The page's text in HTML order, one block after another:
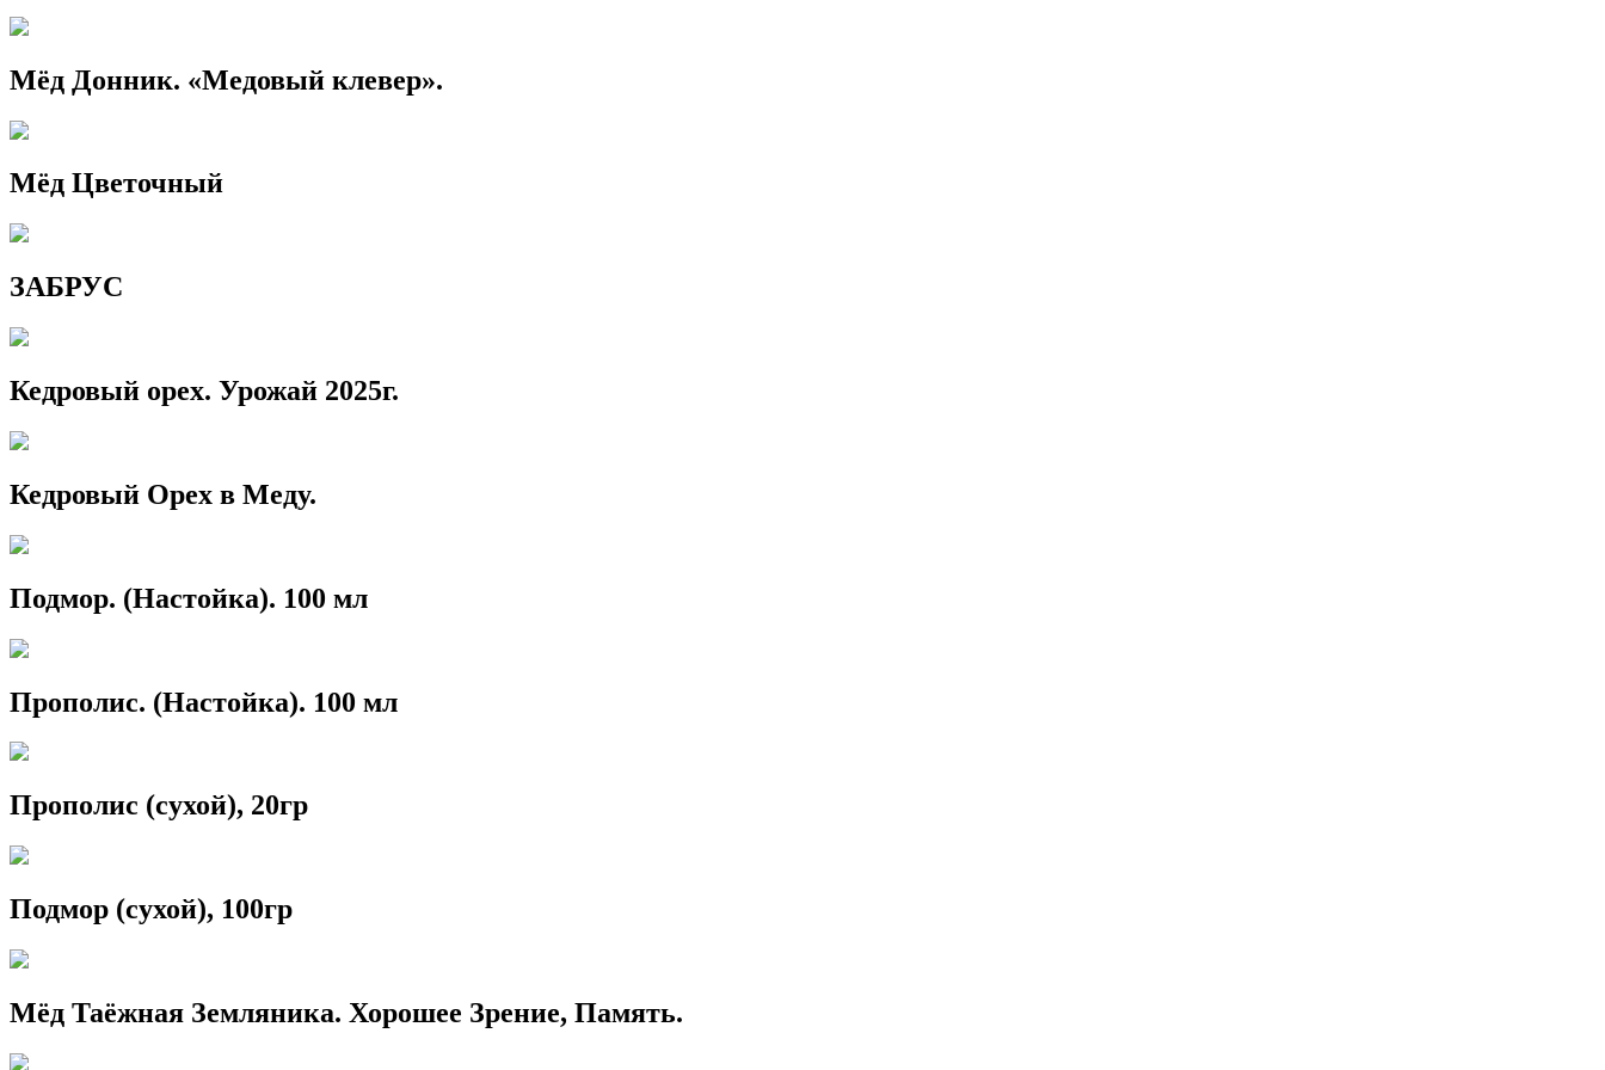
Мёд Донник. «Медовый клевер».
Мёд Цветочный
ЗАБРУС
Кедровый орех. Урожай 2025г.
Кедровый Орех в Меду.
Подмор. (Настойка). 100 мл
Прополис. (Настойка). 100 мл
Прополис (сухой), 20гр
Подмор (сухой), 100гр
Мёд Таёжная Земляника. Хорошее Зрение, Память.